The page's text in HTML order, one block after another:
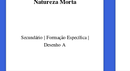
Secundário | Formação Específica |
Desenho A